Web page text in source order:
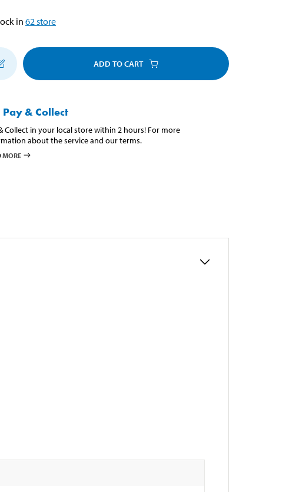
in62 store
ADD TO CART
Pay & Collect
Collect in your local store within 2 hours! For more
about the service and our terms.
MORE